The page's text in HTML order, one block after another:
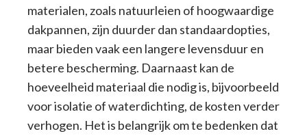
materialen, zoals natuurleien of hoogwaardige
dakpannen, zijn duurder dan standaardopties,
maar bieden vaak een langere levensduur en
betere bescherming. Daarnaast kan de
hoeveelheid materiaal die nodig is, bijvoorbeeld
voor isolatie of waterdichting, de kosten verder
verhogen. Het is belangrijk om te bedenken dat